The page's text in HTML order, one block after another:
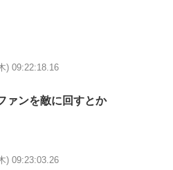
) 09:22:18.16
ァンを敵に回すとか
) 09:23:03.26